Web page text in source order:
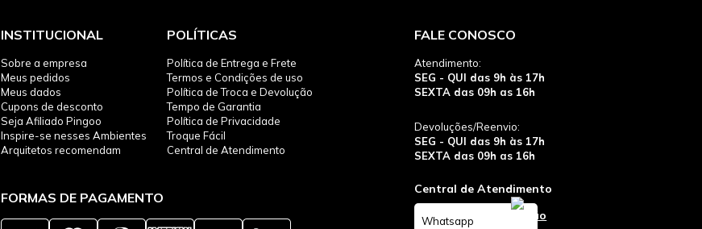
INSTITUCIONAL
Sobre a empresa
Meus pedidos
Meus dados
Cupons de desconto
Seja Afiliado Pingoo
Inspire-se nesses Ambientes
Arquitetos recomendam
POLÍTICAS
Política de Entrega e Frete
Termos e Condições de uso
Política de Troca e Devolução
Tempo de Garantia
Política de Privacidade
Troque Fácil
Central de Atendimento
FORMAS DE PAGAMENTO
FALE CONOSCO
Atendimento:
SEG - QUI das 9h às 17h
SEXTA das 09h as 16h
Devoluções/Reenvio:
SEG - QUI das 9h às 17h
SEXTA das 09h as 16h
Central de Atendimento
Whatsapp